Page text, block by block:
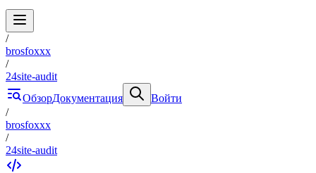
/
brosfoxxx
/
24site-audit
ОбзорДокументация
Войти
/
brosfoxxx
/
24site-audit